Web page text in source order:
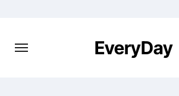
EveryDay